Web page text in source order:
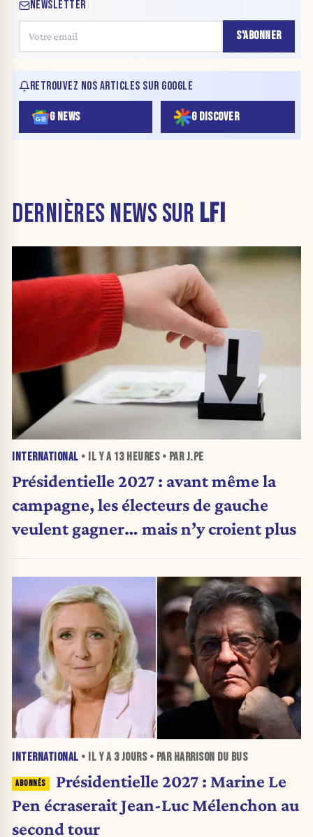
NEWSLETTER
S'ABONNER
RETROUVEZ NOS ARTICLES SUR GOOGLE
G NEWS G DISCOVER
DERNIÈRES NEWS SUR LFI
INTERNATIONAL • IL Y A 13 HEURES• PAR J.PE
Présidentielle 2027 : avant même la
campagne, les électeurs de gauche
veulent gagner… mais n’y croient plus
INTERNATIONAL • IL Y A 3 JOURS• PAR HARRISON DU BUS
Présidentielle 2027 : Marine Le
Pen écraserait Jean-Luc Mélenchon au
second tour